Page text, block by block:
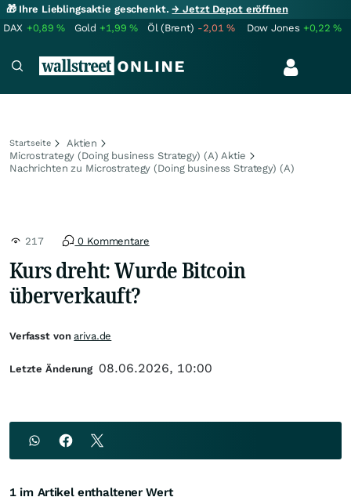
🎁 Ihre Lieblingsaktie geschenkt.→ Jetzt Depot eröffnen
DAX +0,89% Gold +1,99% Öl (Brent) -2,01% Dow Jones +0,22%
Startseite
Aktien
Microstrategy (Doing business Strategy) (A) Aktie
Nachrichten zu Microstrategy (Doing business Strategy) (A)
217 0 Kommentare
Kurs dreht: Wurde Bitcoin
überverkauft?
Verfasst vonariva.de
Letzte Änderung 08.06.2026, 10:00
1 im Artikel enthaltener Wert